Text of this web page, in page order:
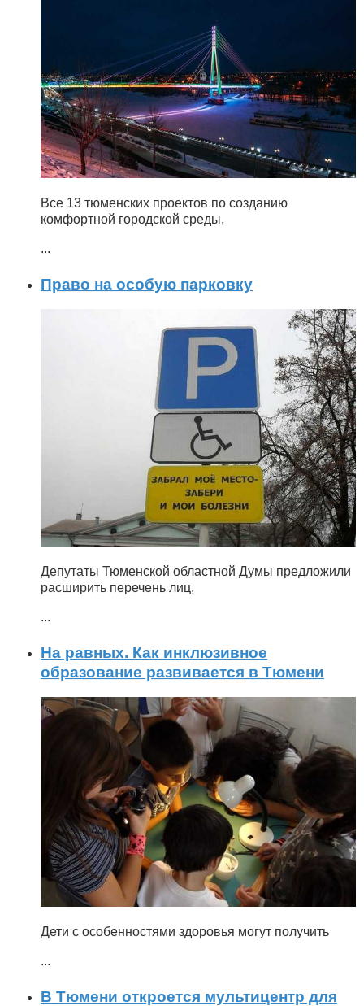
Все 13 тюменских проектов по созданию
комфортной городской среды,
...
Право на особую парковку
Депутаты Тюменской областной Думы предложили
расширить перечень лиц,
...
На равных. Как инклюзивное
образование развивается в Тюмени
Дети с особенностями здоровья могут получить
...
В Тюмени откроется мультицентр для